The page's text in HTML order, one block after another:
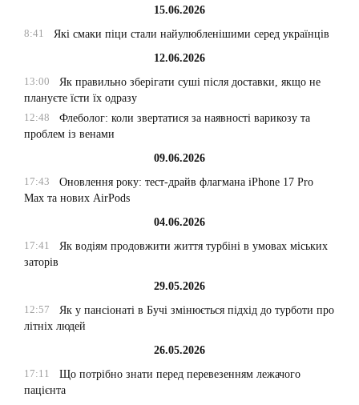
15.06.2026
8:41
Які смаки піци стали найулюбленішими серед українців
12.06.2026
13:00
Як правильно зберігати суші після доставки, якщо не
плануєте їсти їх одразу
12:48
Флеболог: коли звертатися за наявності варикозу та
проблем із венами
09.06.2026
17:43
Оновлення року: тест-драйв флагмана iPhone 17 Pro
Max та нових AirPods
04.06.2026
17:41
Як водіям продовжити життя турбіні в умовах міських
заторів
29.05.2026
12:57
Як у пансіонаті в Бучі змінюється підхід до турботи про
літніх людей
26.05.2026
17:11
Що потрібно знати перед перевезенням лежачого
пацієнта